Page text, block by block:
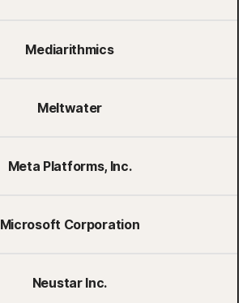
Mediarithmics
Meltwater
Meta Platforms, Inc.
Microsoft Corporation
Neustar Inc.